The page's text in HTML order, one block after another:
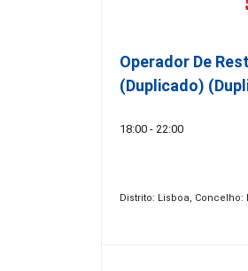
Operador De
(Duplicado)
18:00 - 22:00
Distrito: Lisboa, Concelho: